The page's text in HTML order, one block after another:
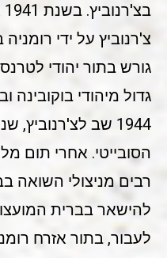
צ'רנוביץ על ידי
גורש בתור יהודי
גדול מיהודי
1944 שב
הסובייטי. אחרי תום
רבים מניצולי השואה
להישאר בברית
לעבור, בתור אזרח